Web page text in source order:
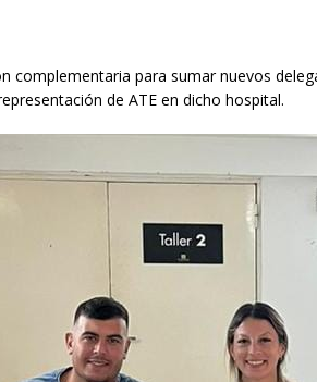
complementaria para sumar nuevos
de ATE en dicho hospital.